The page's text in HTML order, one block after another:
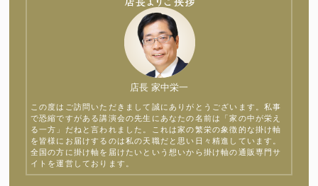
店長 家中栄一
この度はご訪問いただきまして誠にありがとうございます。私事
で恐縮ですがある講演会の先生にあなたの名前は「家の中が栄え
る一方」だねと言われました。これは家の繁栄の象徴的な掛け軸
を皆様にお届けするのは私の天職だと思い日々精進しています。
全国の方に掛け軸を届けたいという想いから掛け軸の通販専門サ
イトを運営しております。